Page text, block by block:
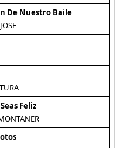
De Nuestro Baile
Feliz